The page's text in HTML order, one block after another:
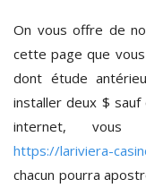
On vous offre de
cette page que
dont étude
installer deux $
internet, vous
https://lariviera-
chacun pourra